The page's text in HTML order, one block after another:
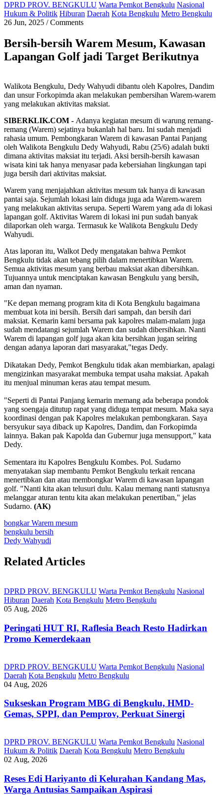
DPRD PROV. BENGKULU Warta Pemkot Bengkulu Nasional
Hukum & Politik Hiburan Daerah Kota Bengkulu Metro Bengkulu
26 Jun, 2025 /Comments
Bersih-bersih Warem Mesum, Kawasan
Lapangan Golf jadi Target Berikutnya
Walikota Bengkulu, Dedy Wahyudi dibantu oleh Kapolres, Dandim
dan unsur Forkopimda akan melakukan pembersihan Warem-warem
yang melakukan aktivitas maksiat.
SIBERKLIK.COM - Adanya kegiatan mesum di warung remang-
remang (Warem) sejatinya bukanlah hal baru. Ini sudah menjadi
rahasia umum. Pembongkaran Warem di kawasan Pantai Panjang
oleh Walikota Bengkulu Dedy Wahyudi, Rabu (25/6) adalah bukti
dimana aktivitas maksiat itu terjadi. Aksi bersih-bersih kawasan
wisata kini tak hanya menyasar pada kebersiahan lingkungan tapi
juga bersih dari aktivitas maksiat.
Warem yang menjajahkan aktivitas mesum tak hanya di kawasan
pantai saja. Sejumlah lokasi lain diduga juga ada Warem-warem
yang melakukan aktivitas serupa. Seperti Warem yang ada di lokasi
lapangan golf. Aktivitas Warem di lokasi ini pun sudah banyak
dilaporkan oleh warga. Termasuk ke Walikota Bengkulu Dedy
Wahyudi.
Atas laporan itu, Walkot Dedy mengatakan bahwa Pemkot
Bengkulu tidak akan tebang pilih dalam menertibkan Warem.
Semua aktivitas mesum yang berbau maksiat akan dibersihkan.
Tujuannya untuk menciptakan kawasan Bengkulu yang bersih,
aman dan nyaman.
"Ke depan memang program kita di Kota Bengkulu bagaimana
membuat kota ini bersih. Bersih dari sampah, dan bersih dari
maksiat. Kemarin kami bersama pak kapolres malam-malam juga
sudah mendatangi sejumlah Warem dan sudah dibersihkan. Nanti
Warem di lapangan golf juga akan kita bersihkan jugan seiring
dengan adanya laporan dari masyarakat,"tegas Dedy.
Dikatakan Dedy, Pemkot Bengkulu tidak akan membiarkan, apalagi
mengizinkan masyarakat membuka tempat usaha maksiat. Apakah
itu menjual minuman keras atau tempat mesum.
"Seperti di Pantai Panjang kemarin memang ada beberapa pondok
yang soengaja ditutup rapat yang diduga tempat mesum. Maka saya
koordinasi dengan pak Kapolres melakukan pembongkaran. Saya
bersyukur saya diback up Kapolres, Dandim, dan Forkopimda
lainnya. Bakan pak Kapolda dan Gubernur juga mensupport," kata
Dedy.
Sementara itu Kapolres Bengkulu Kombes. Pol. Sudarno
menyatakan siap membantu Pemkot Bengkulu terkait rencana
menertibkan dan atau membongkar Warem di kawasan lapangan
golf. "Nanti kita akan telusuri dulu. Kalau memang nanti statusnya
melanggar aturan tentu kita akan melakukan penertiban," jelas
Sudarno. (AK)
bongkar Warem mesum
bengkulu bersih
Dedy Wahyudi
Related Articles
DPRD PROV. BENGKULU Warta Pemkot Bengkulu Nasional
Hiburan Daerah Kota Bengkulu Metro Bengkulu
05 Aug, 2026
Peringati HUT RI, ‎Raflesia Beach Resto Hadirkan
Promo Kemerdekaan
DPRD PROV. BENGKULU Warta Pemkot Bengkulu Nasional
Daerah Kota Bengkulu Metro Bengkulu
04 Aug, 2026
Sukseskan Program MBG di Bengkulu, HMD-
Gemas, SPPI, dan Pemprov, Perkuat Sinergi
DPRD PROV. BENGKULU Warta Pemkot Bengkulu Nasional
Hukum & Politik Daerah Kota Bengkulu Metro Bengkulu
02 Aug, 2026
Reses Edi Hariyanto di Kelurahan Kandang Mas,
Warga Antusias Sampaikan Aspirasi